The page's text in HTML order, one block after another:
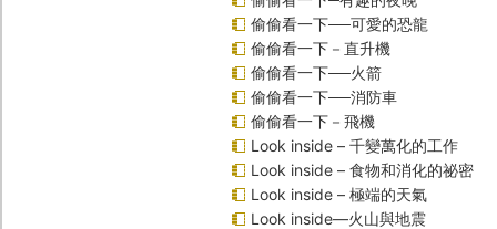
偷偷看一下──可愛的恐龍
偷偷看一下－直升機
偷偷看一下──火箭
偷偷看一下──消防車
偷偷看一下－飛機
Look inside – 千變萬化的工作
Look inside – 食物和消化的祕密
Look inside – 極端的天氣
Look inside—火山與地震